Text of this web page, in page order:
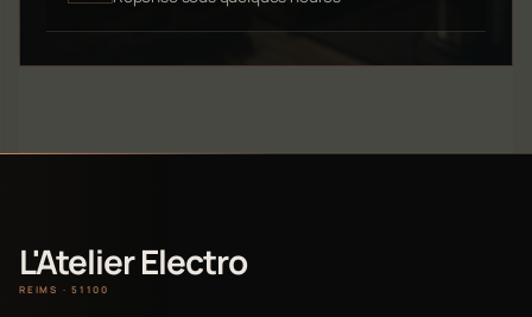
L'Atelier Electro
REIMS · 51100